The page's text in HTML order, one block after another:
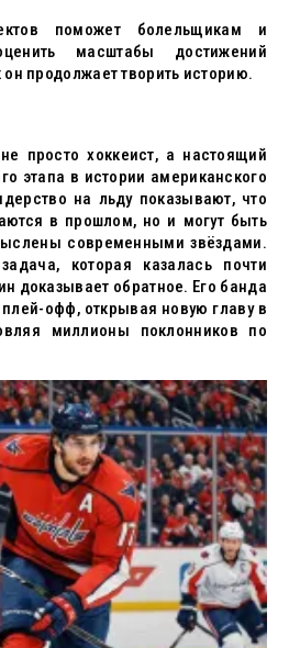
поможет болельщикам и
масштабы достижений
продолжает творить историю.
просто хоккеист, а настоящий
этапа в истории американского
на льду показывают, что
в прошлом, но и могут быть
современными звёздами.
которая казалась почти
доказывает обратное. Его банда
офф, открывая новую главу в
миллионы поклонников по